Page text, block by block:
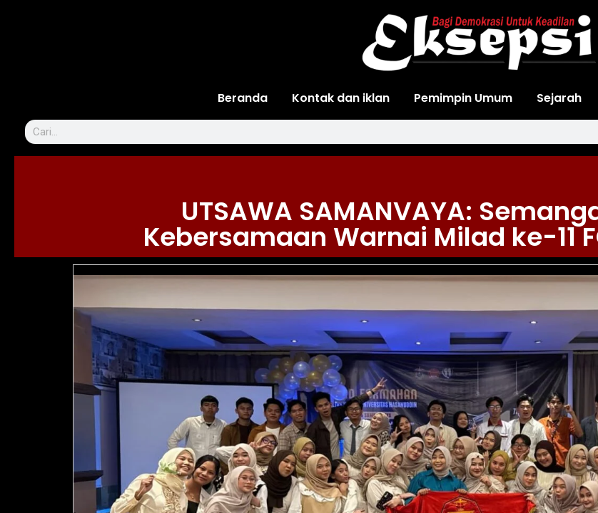
Beranda Kontak dan iklan Pemimpin Umum Sejarah
UTSAWA SAMANVAYA:
Kebersamaan Warnai Milad ke-11